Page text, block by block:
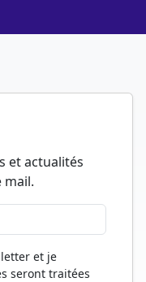
et actualités
mail.
et je
seront traitées